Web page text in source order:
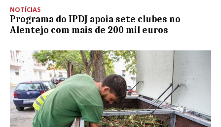
NOTÍCIAS
Programa do IPDJ apoia sete clubes no
Alentejo com mais de 200 mil euros